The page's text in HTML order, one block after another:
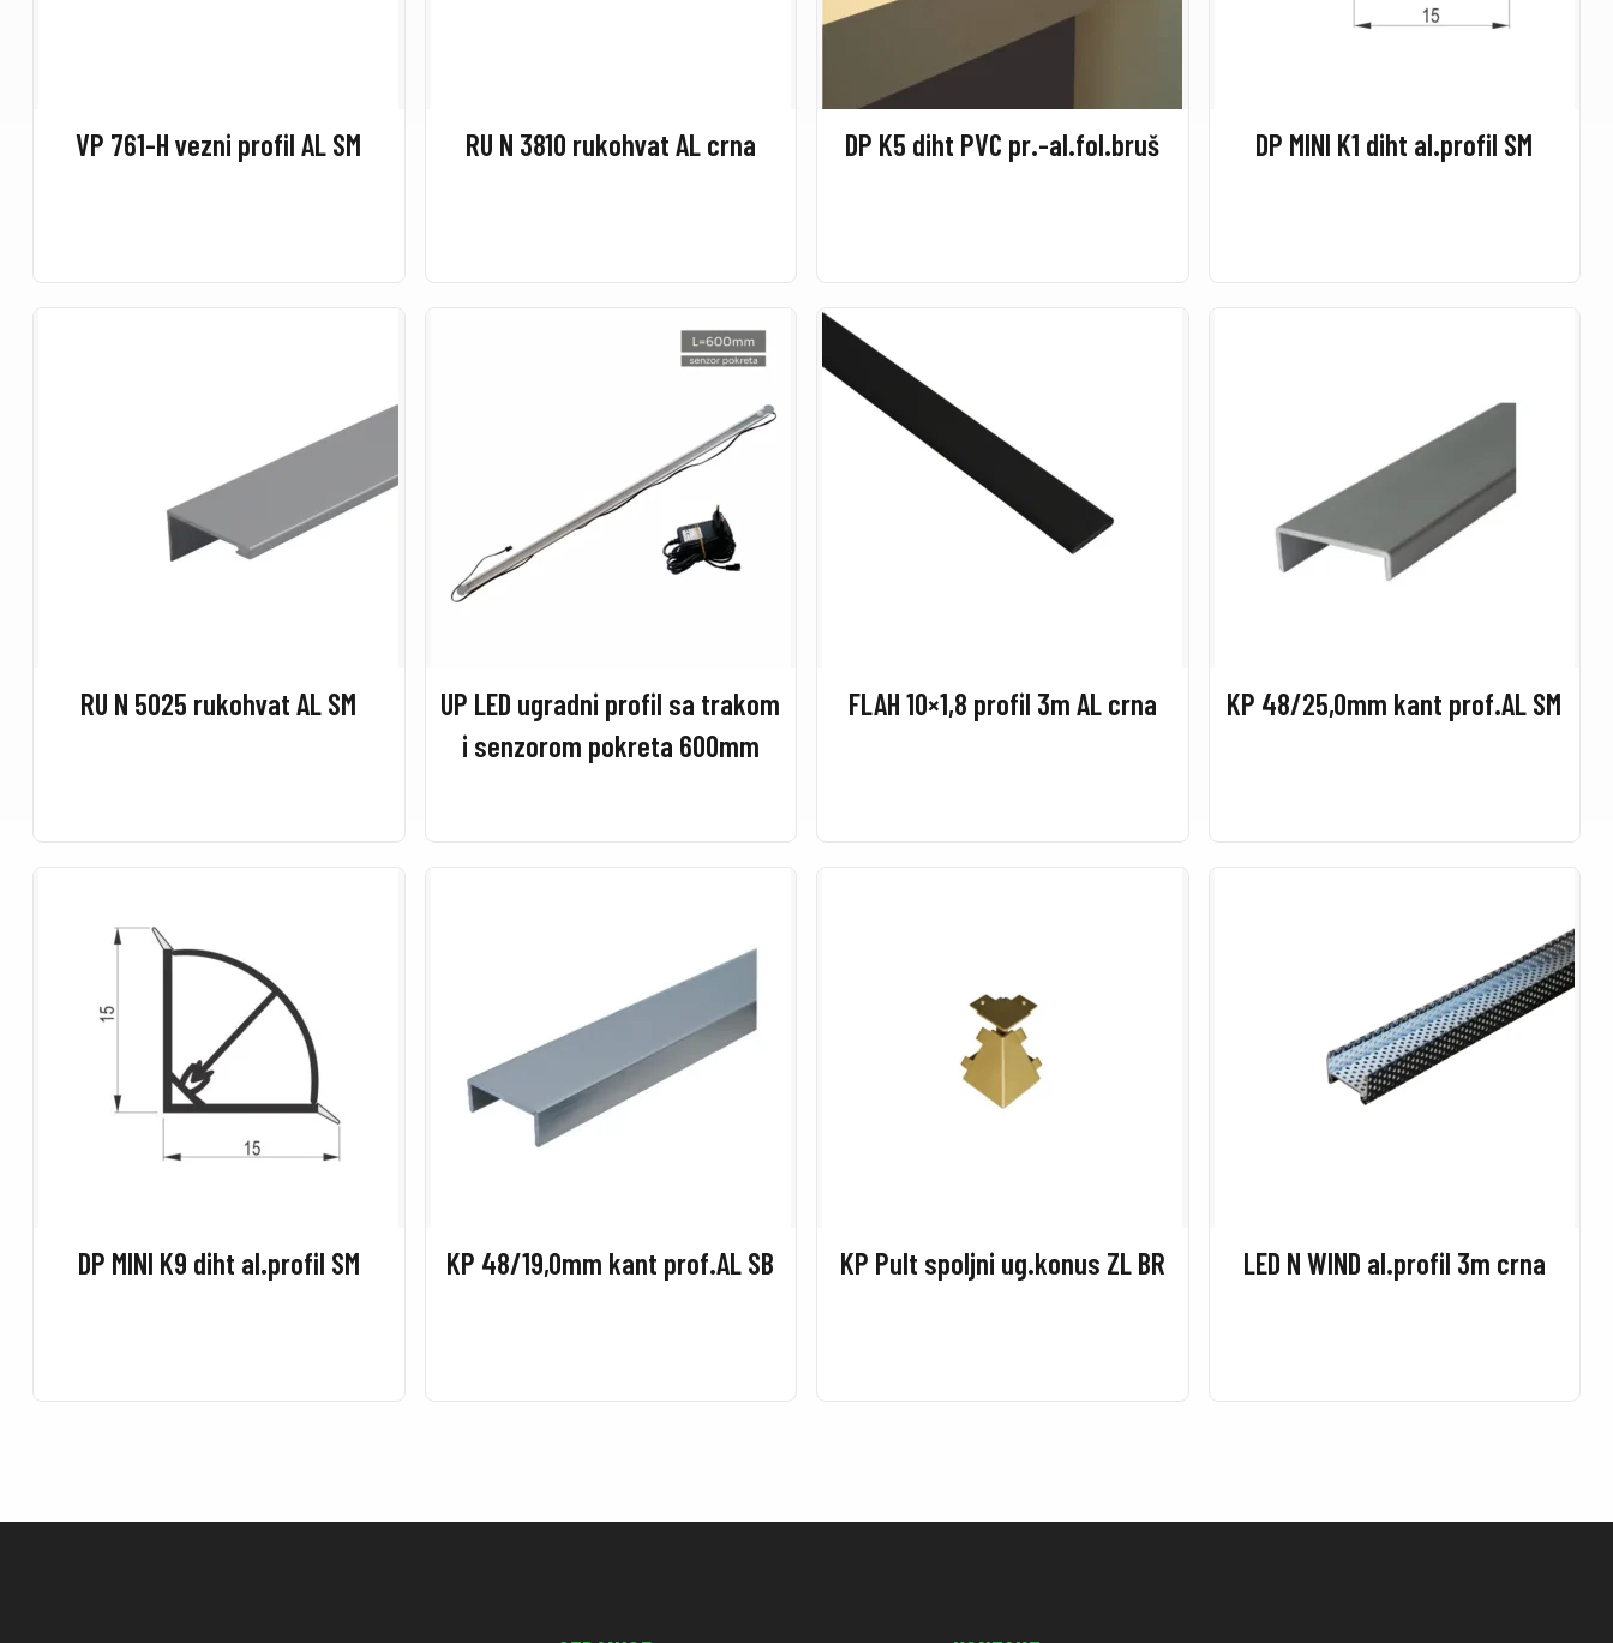
VP 761-H vezni profil AL SM RU N 3810 rukohvat AL crna DP K5 diht PVC pr.-al.fol.bruš DP MINI K1 diht al.profil SM
RU N 5025 rukohvat AL SM
UP LED ugradni profil sa trakom
i senzorom pokreta 600mm
FLAH 10×1,8 profil 3m AL crna KP 48/25,0mm kant prof.AL SM
DP MINI K9 diht al.profil SM KP 48/19,0mm kant prof.AL SB KP Pult spoljni ug.konus ZL BR LED N WIND al.profil 3m crna